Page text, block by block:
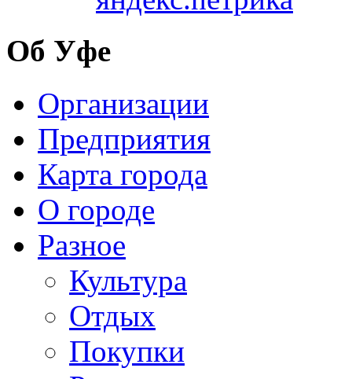
Об Уфе
Организации
Предприятия
Карта города
О городе
Разное
Культура
Отдых
Покупки